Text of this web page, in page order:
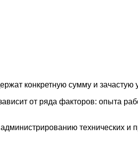
конкретную сумму и
от ряда факторов: опыта
технических и